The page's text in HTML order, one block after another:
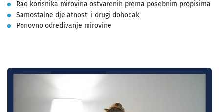
Rad korisnika mirovina ostvarenih prema posebnim propisima
Samostalne djelatnosti i drugi dohodak
Ponovno određivanje mirovine